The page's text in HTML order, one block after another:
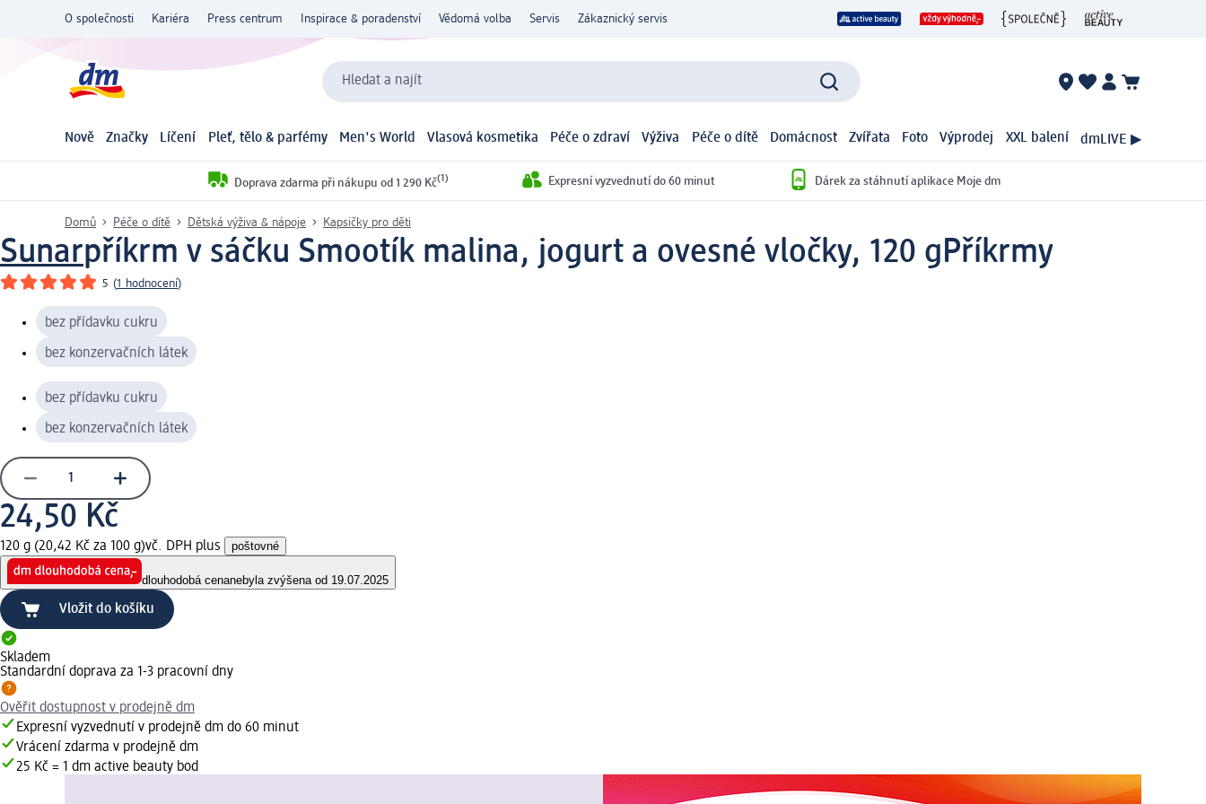
O společnosti Kariéra Press centrum Inspirace & poradenství Vědomá volba Servis Zákaznický servis
Hledat a najít
Nově Značky Líčení Pleť, tělo & parfémy Men's World Vlasová kosmetika Péče o zdraví Výživa Péče o dítě Domácnost Zvířata Foto Výprodej XXL balení dmLIVE ▶
Doprava zdarma při nákupu od 1 290 Kč(1) Expresní vyzvednutí do 60 minut Dárek za stáhnutí aplikace Moje dm
Domů Péče o dítě Dětská výživa & nápoje Kapsičky pro děti
Sunarpříkrm v sáčku Smootík malina, jogurt a ovesné vločky, 120 gPříkrmy
5 (1 hodnocení)
bez přídavku cukru
bez konzervačních látek
bez přídavku cukru
bez konzervačních látek
24,50 Kč
120 g (20,42 Kč za 100 g)vč. DPH plus poštovné
dlouhodobá cenanebyla zvýšena od 19.07.2025
Vložit do košíku
Skladem
Standardní doprava za 1-3 pracovní dny
Ověřit dostupnost v prodejně dm
Expresní vyzvednutí v prodejně dm do 60 minut
Vrácení zdarma v prodejně dm
25 Kč = 1 dm active beauty bod